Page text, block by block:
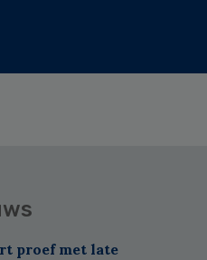
proef met late